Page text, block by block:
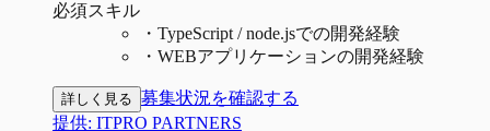
必須スキル
・ TypeScript / node.jsでの開発経験
・ WEBアプリケーションの開発経験
詳しく見る 募集状況を確認する
提供: ITPRO PARTNERS